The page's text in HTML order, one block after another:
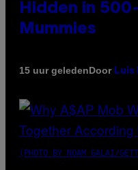
Hidden in
Mummies
15 uur geledenDoor Luis
(PHOTO BY NOAM GALAI/